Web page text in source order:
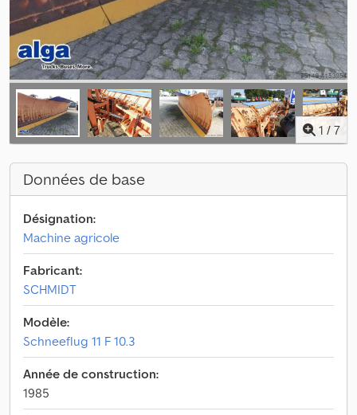
1 / 7
Données de base
Désignation:
Machine agricole
Fabricant:
SCHMIDT
Modèle:
Schneeflug 11 F 10.3
Année de construction:
1985